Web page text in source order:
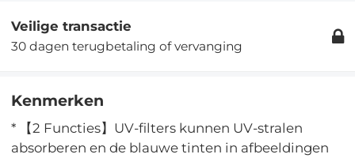
Veilige transactie
30 dagen terugbetaling of vervanging
Kenmerken
* 【2 Functies】UV-filters kunnen UV-stralen
absorberen en de blauwe tinten in afbeeldingen